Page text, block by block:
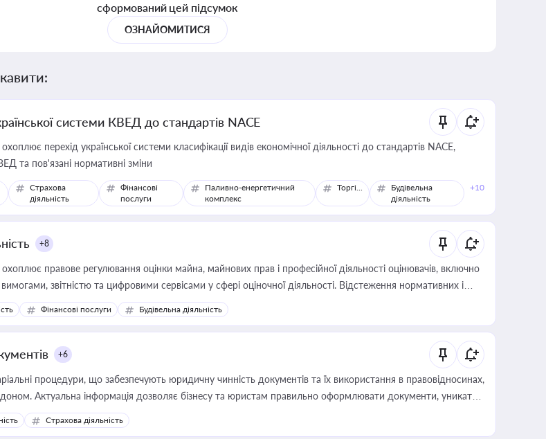
сформований цей підсумок
ОЗНАЙОМИТИСЯ
системи КВЕД до стандартів NACE
перехід української системи класифікації видів економічної діяльності до стандартів NACE,
та пов'язані нормативні зміни
Страхова
діяльність
Фінансові
послуги
Паливно-енергетичний
комплекс
Торгівля
Будівельна
діяльність
+10
+8
правове регулювання оцінки майна, майнових прав і професійної діяльності оцінювачів, включно
вимогами, звітністю та цифровими сервісами у сфері оціночної діяльності. Відстеження нормативних і
сфері корисне для власника бізнесу, керівника, юриста або бухгалтера під час оподаткування,
державного майна, корпоративних угод і перевірки статусу суб'єктів оціночної діяльності
Фінансові послуги Будівельна діяльність
+6
процедури, що забезпечують юридичну чинність документів та їх використання в правовідносинах,
Актуальна інформація дозволяє бізнесу та юристам правильно оформлювати документи, уникати
та забезпечувати їх належне прийняття органами влади та контрагентами
Страхова діяльність